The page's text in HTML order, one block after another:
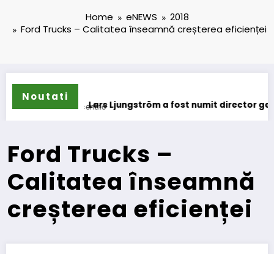
Home eNEWS
2018
Ford Trucks – Calitatea înseamnă creșterea eficienței
Noutati
Ljungström a fost numit director general (CFO) pentru
Ford Trucks –
Calitatea înseamnă
creșterea eficienței